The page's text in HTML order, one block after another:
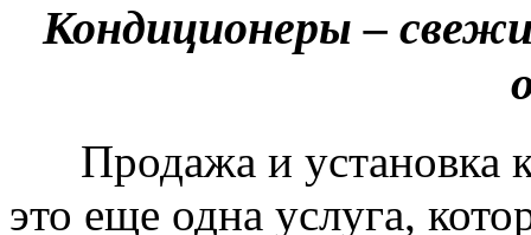
Кондиционеры –
Продажа и установка
это еще одна услуга,